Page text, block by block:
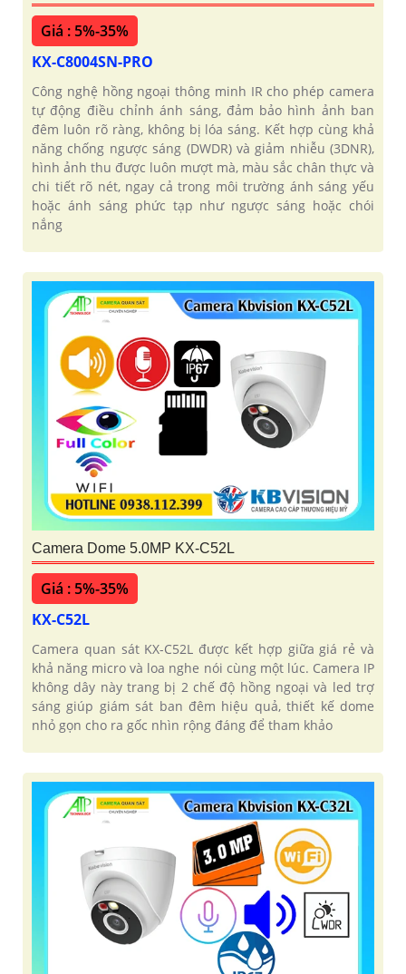
Giá : 5%-35%
KX-C8004SN-PRO
Công nghệ hồng ngoại thông minh IR cho phép camera
tự động điều chỉnh ánh sáng, đảm bảo hình ảnh ban
đêm luôn rõ ràng, không bị lóa sáng. Kết hợp cùng khả
năng chống ngược sáng (DWDR) và giảm nhiễu (3DNR),
hình ảnh thu được luôn mượt mà, màu sắc chân thực và
chi tiết rõ nét, ngay cả trong môi trường ánh sáng yếu
hoặc ánh sáng phức tạp như ngược sáng hoặc chói
nắng
Camera Dome 5.0MP KX-C52L
Giá : 5%-35%
KX-C52L
Camera quan sát KX-C52L được kết hợp giữa giá rẻ và
khả năng micro và loa nghe nói cùng một lúc. Camera IP
không dây này trang bị 2 chế độ hồng ngoại và led trợ
sáng giúp giám sát ban đêm hiệu quả, thiết kế dome
nhỏ gọn cho ra gốc nhìn rộng đáng để tham khảo